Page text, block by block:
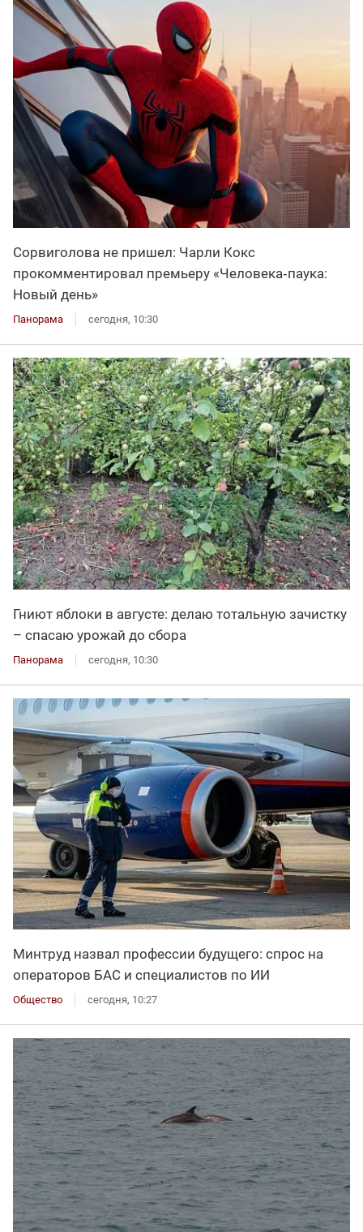
Сорвиголова не пришел: Чарли Кокс
прокомментировал премьеру «Человека‑паука:
Новый день»
Панорама сегодня, 10:30
Гниют яблоки в августе: делаю тотальную зачистку
– спасаю урожай до сбора
Панорама сегодня, 10:30
Минтруд назвал профессии будущего: спрос на
операторов БАС и специалистов по ИИ
Общество сегодня, 10:27